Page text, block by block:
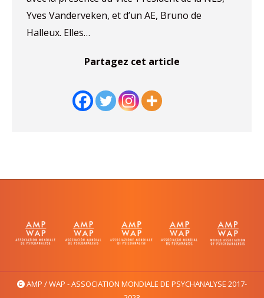
Yves Vanderveken, et d’un AE, Bruno de
Halleux. Elles…
Partagez cet article
AMP / WAP - ASSOCIATION MONDIALE DE PSYCHANALYSE 2017-